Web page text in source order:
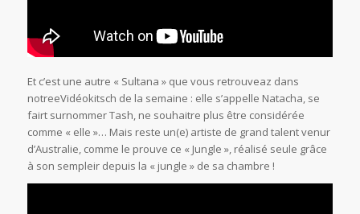
Et c’est une autre « Sultana » que vous retrouveaz dans
notreeVidéokitsch de la semaine : elle s’appelle Natacha, se
fairt surnommer Tash, ne souhaitre plus être considérée
comme « elle »… Mais reste un(e) artiste de grand talent venur
d’Australie, comme le prouve ce « Jungle », réalisé seule grâce
à son sempleir depuis la « jungle » de sa chambre !